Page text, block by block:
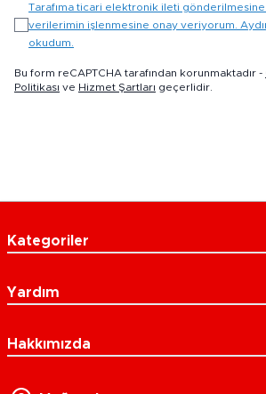
Tarafıma ticari elektronik ileti
verilerimin işlenmesine onay veriyorum.
okudum.
Bu form reCAPTCHA tarafından korunmaktadır -
Politikası ve Hizmet Şartları geçerlidir.
Kategoriler
Yardım
Hakkımızda